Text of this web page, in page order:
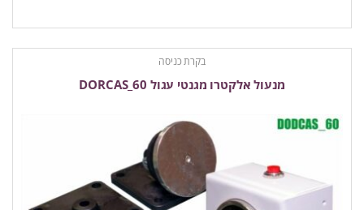
בקרת כניסה
מנעול אלקטרו מגנטי עגול DORCAS_60